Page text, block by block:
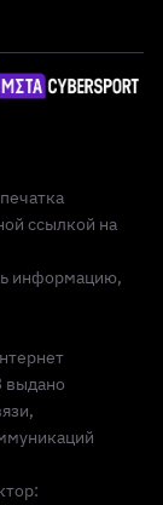
ссылкой на
информацию,
выдано